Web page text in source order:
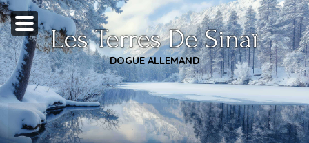
Les Terres De Sinaï
DOGUE ALLEMAND